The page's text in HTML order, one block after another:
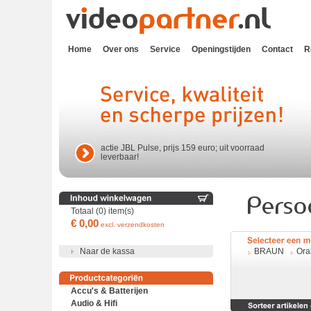
Home Over ons Service Openingstijden Contact
actie JBL Pulse, prijs 159 euro; uit voorraad
leverbaar!
Totaal (0) item(s)
€ 0,00 excl. verzendkosten
Naar de kassa
Accu's & Batterijen
Accu's en batterijen
Audio & Hifi
BRAUN